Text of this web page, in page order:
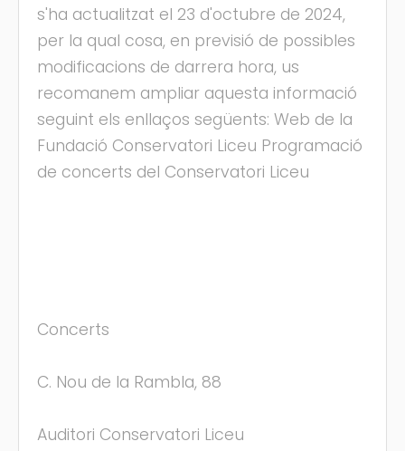
s'ha actualitzat el 23 d'octubre de 2024,
per la qual cosa, en previsió de possibles
modificacions de darrera hora, us
recomanem ampliar aquesta informació
seguint els enllaços següents: Web de la
Fundació Conservatori Liceu Programació
de concerts del Conservatori Liceu
Concerts
C. Nou de la Rambla, 88
Auditori Conservatori Liceu